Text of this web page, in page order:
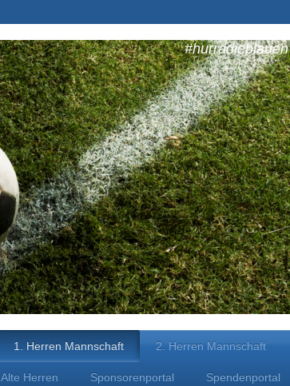
#hurradieblauen
1. Herren Mannschaft 2. Herren Mannschaft
Alte Herren Sponsorenportal Spendenportal